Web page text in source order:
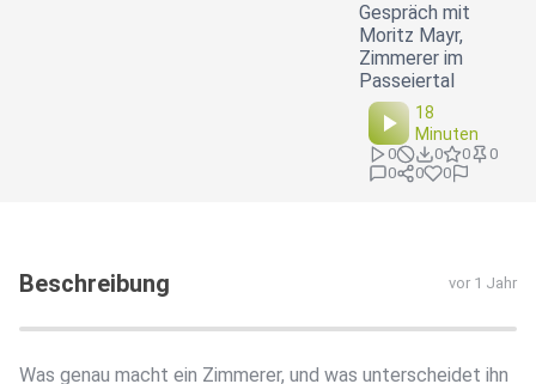
Gespräch mit
Moritz Mayr,
Zimmerer im
Passeiertal
18
Minuten
0 0 0
0
0
0 0
Beschreibung vor 1 Jahr
Was genau macht ein Zimmerer, und was unterscheidet ihn